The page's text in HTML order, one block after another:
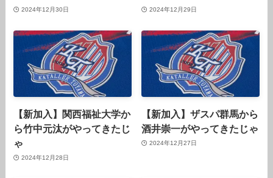
2024年12月30日 2024年12月29日
【新加入】関西福祉大学か
ら竹中元汰がやってきたじ
ゃ
2024年12月28日
【新加入】ザスパ群馬から
酒井崇一がやってきたじゃ
2024年12月27日